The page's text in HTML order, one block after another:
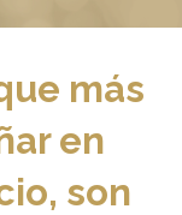
más
en
son